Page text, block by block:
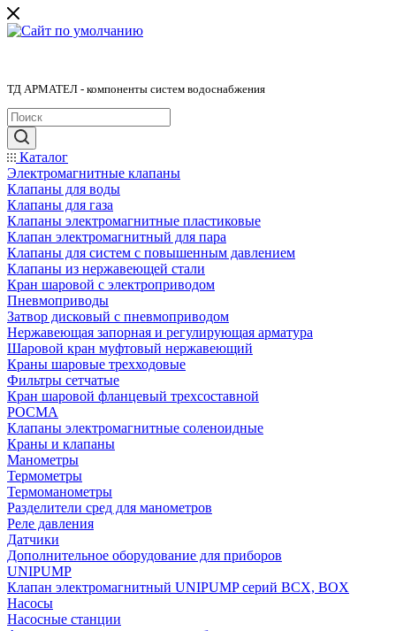
ТД АРМАТЕЛ - компоненты систем водоснабжения
Каталог
Электромагнитные клапаны
Клапаны для воды
Клапаны для газа
Клапаны электромагнитные пластиковые
Клапан электромагнитный для пара
Клапаны для систем с повышенным давлением
Клапаны из нержавеющей стали
Кран шаровой с электроприводом
Пневмоприводы
Затвор дисковый с пневмоприводом
Нержавеющая запорная и регулирующая арматура
Шаровой кран муфтовый нержавеющий
Краны шаровые трехходовые
Фильтры сетчатые
Кран шаровой фланцевый трехсоставной
РОСМА
Клапаны электромагнитные соленоидные
Краны и клапаны
Манометры
Термометры
Термоманометры
Разделители сред для манометров
Реле давления
Датчики
Дополнительное оборудование для приборов
UNIPUMP
Клапан электромагнитный UNIPUMP серий BCX, BOX
Насосы
Насосные станции